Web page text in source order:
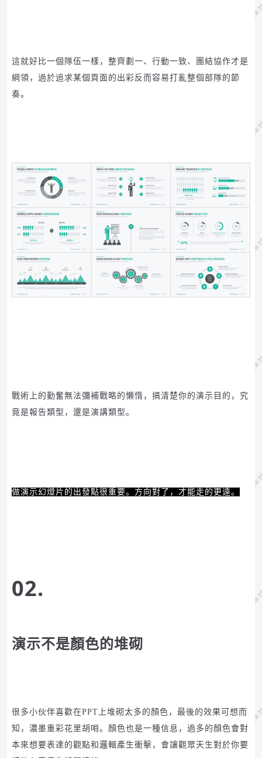
這就好比一個隊伍一樣，整齊劃一、行動一致、團結協作才是
綱領，過於追求某個頁面的出彩反而容易打亂整個部隊的節
奏。
戰術上的勤奮無法彌補戰略的懶惰，搞清楚你的演示目的，究
竟是報告類型，還是演講類型。
做演示幻燈片的出發點很重要。 方向對了，才能走的更遠。
02.
演示不是顏色的堆砌
很多小伙伴喜歡在PPT 上堆砌太多的顏色，最後的效果可想而
知，濃墨重彩花里胡哨。 顏色也是一種信息，過多的顏色會對
本來想要表達的觀點和邏輯產生衝擊，會讓觀眾天生對於你要